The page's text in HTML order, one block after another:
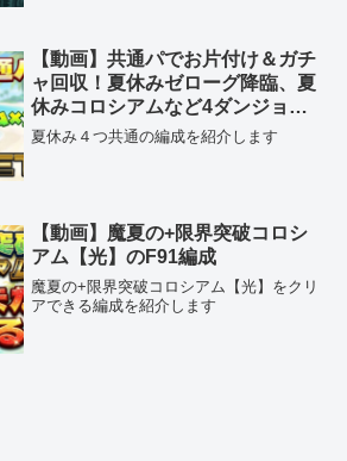
【動画】共通パでお片付け＆ガチ
ャ回収！夏休みゼローグ降臨、夏
休みコロシアムなど4ダンジョン
のF91周回パ
夏休み４つ共通の編成を紹介します
【動画】魔夏の+限界突破コロシ
アム【光】のF91編成
魔夏の+限界突破コロシアム【光】をクリ
アできる編成を紹介します